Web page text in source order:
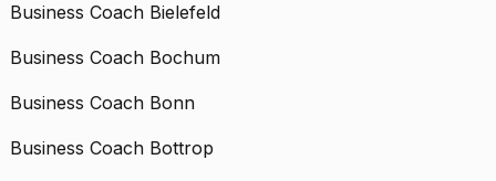
Business Coach Bielefeld
Business Coach Bochum
Business Coach Bonn
Business Coach Bottrop